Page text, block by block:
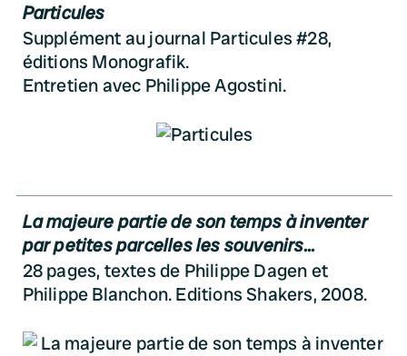
Particules
Supplément au journal Particules #28,
éditions Monografik.
Entretien avec Philippe Agostini.
La majeure partie de son temps à inventer
par petites parcelles les souvenirs...
28 pages, textes de Philippe Dagen et
Philippe Blanchon. Editions Shakers, 2008.